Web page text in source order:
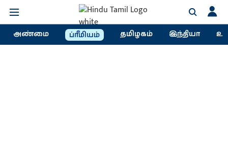
அண்மை ப்ரீமியம் தமிழகம் இந்தியா